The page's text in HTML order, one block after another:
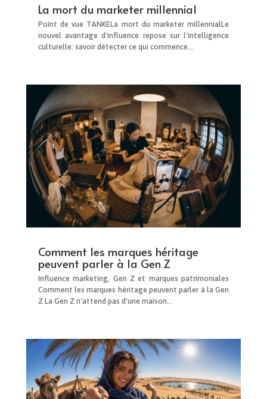
La mort du marketer millennial
Point de vue TANKELa mort du marketer millennialLe
nouvel avantage d'influence repose sur l'intelligence
culturelle: savoir détecter ce qui commence...
Comment les marques héritage
peuvent parler à la Gen Z
Influence marketing, Gen Z et marques patrimoniales
Comment les marques héritage peuvent parler à la Gen
Z La Gen Z n'attend pas d'une maison...